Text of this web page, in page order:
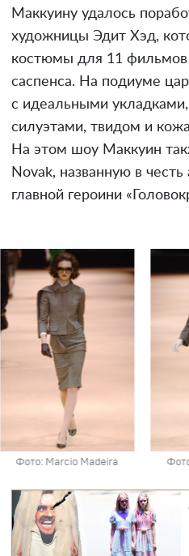
Маккуину удалось
художницы Эдит Хэд,
костюмы для 11 фильмов
саспенса. На подиуме
с идеальными
силуэтами, твидом и
На этом шоу Маккуин
Novak, названную в
главной героини
Фото: Marcio Madeira